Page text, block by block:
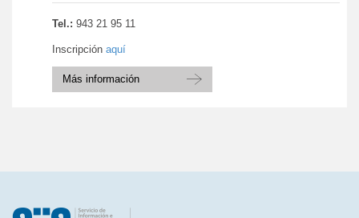
Tel.: 943 21 95 11
Inscripción aquí
Más información